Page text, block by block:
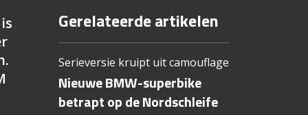
Gerelateerde artikelen
Serieversie kruipt uit camouflage
Nieuwe BMW-superbike
betrapt op de Nordschleife